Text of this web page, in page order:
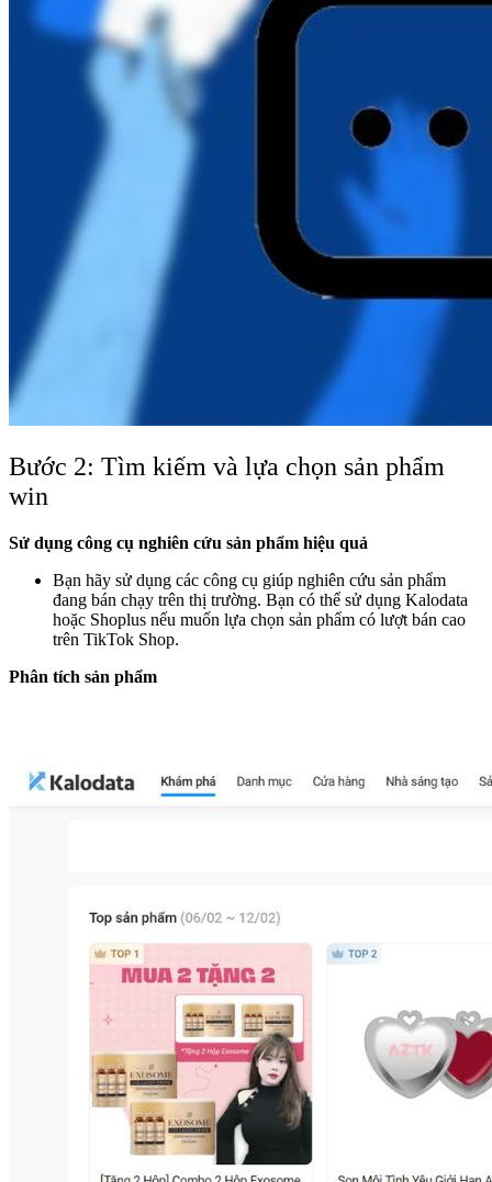
Bước 2: Tìm kiếm và lựa chọn sản phẩm
win
Sử dụng công cụ nghiên cứu sản phẩm hiệu quả
Bạn hãy sử dụng các công cụ giúp nghiên cứu sản phẩm
đang bán chạy trên thị trường. Bạn có thể sử dụng Kalodata
hoặc Shoplus nếu muốn lựa chọn sản phẩm có lượt bán cao
trên TikTok Shop.
Phân tích sản phẩm